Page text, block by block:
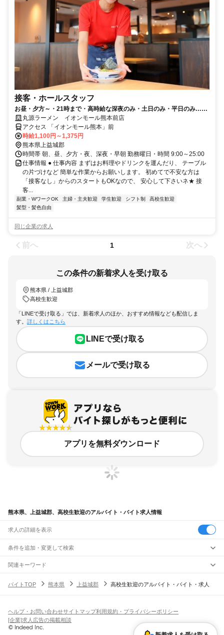
接客・ホールスタッフ
お昼・夕方～・21時まで・高時給な深夜のみ・土日のみ・平日のみ…好
きな時間・曜日でＯＫ！
丸源ラーメン イオンモール熊本前店
アクセス 「イオンモール熊本」前
時給1,100円～1,375円
熊本県上益城郡
時間帯 朝、昼、夕方・夜、深夜・早朝 勤務曜日・時間 9:00～25:00
仕事情報 ● 仕事内容 まずはお料理やドリンクを運んだり、 テーブル
の片づけなど 簡単な作業からお願いします。 初めてで不安な方は
「接客なし」からのスタートもOKなので、 安心して下さいネ★ 接
客...
副業・WワークOK 主婦・主夫歓迎 学生歓迎 シフト制
高校生歓迎
髪型・髪色自由
同じ企業の求人
前へ 1 次へ
この条件の新着求人を受け取る
熊本県 / 上益城郡
高校生歓迎
「LINEで受け取る」では、新着求人のほか、おすすめ情報なども配信しま
す。 詳しくはこちら
LINEで受け取る
メールで受け取る
アプリを無料ダウンロード
熊本県、上益城郡、高校生歓迎のアルバイト・バイト求人情報
求人の詳細を表示
条件を追加・変更して検索
市区町村を追加・変更
熊本県すべて
八代市人吉市荒尾市水俣市玉名市山鹿市菊池市宇土市上天草市宇城市
天草市合志市植木町 阿蘇郡上益城郡八代郡葦北郡
駅を追加・変更
荒尾駅 南荒尾駅 長洲駅 大野下駅玉名駅肥後伊倉駅 木葉駅 田原坂駅
崇城大学前駅
上熊本駅
千丁駅新八代駅八代駅
飲食・フードサービス
飲食・フードサービス
ホールスタッフ
皿洗い・洗い場精肉・鮮魚加工
特徴を追加・変更
人気
関連キーワード
熊本県 上益城郡 高校生歓迎 高校生ok
熊本県 上益城郡 高校生歓迎 益城町
バイトTOP 熊本県 上益城郡 高校生歓迎のアルバイト・バイト・求人
ヘルプ・お問い合わせサイトマップ利用規約・プライバシーポリシー
[企業]求人広告の掲載相談